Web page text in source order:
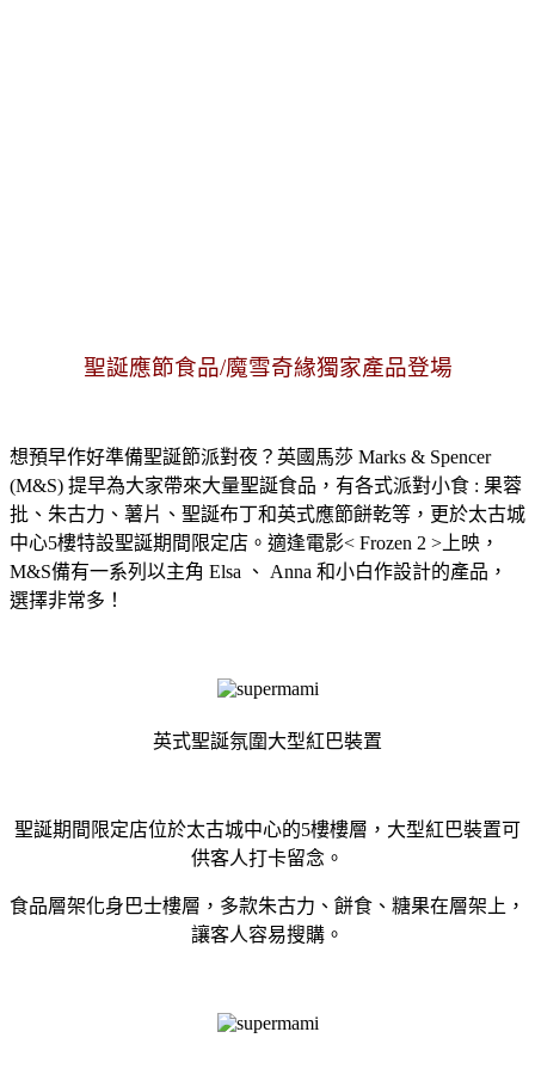
聖誕應節食品/魔雪奇緣獨家產品登場
想預早作好準備聖誕節派對夜？英國馬莎 Marks & Spencer
(M&S) 提早為大家帶來大量聖誕食品，有各式派對小食 : 果蓉
批、朱古力、薯片、聖誕布丁和英式應節餅乾等，更於太古城
中心5樓特設聖誕期間限定店。適逢電影< Frozen 2 >上映，
M&S備有一系列以主角 Elsa 、 Anna 和小白作設計的產品，
選擇非常多！
英式聖誕氛圍大型紅巴裝置
聖誕期間限定店位於太古城中心的5樓樓層，大型紅巴裝置可
供客人打卡留念。
食品層架化身巴士樓層，多款朱古力、餅食、糖果在層架上，
讓客人容易搜購。